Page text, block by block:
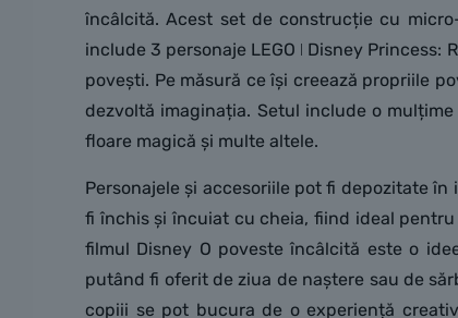
încâlcită. Acest set de construcție cu
include 3 personaje LEGO ǀ Disney
povești. Pe măsură ce își creează propriile
dezvoltă imaginația. Setul include o
floare magică și multe altele.
Personajele și accesoriile pot fi depozitate
fi închis și încuiat cu cheia, fiind ideal
filmul Disney O poveste încâlcită este o
putând fi oferit de ziua de naștere sau de
copiii se pot bucura de o experiență